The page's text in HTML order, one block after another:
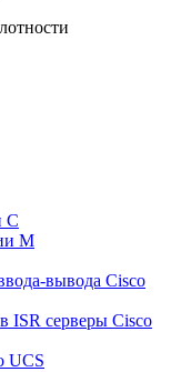
C
M
вывода Cisco
ISR серверы Cisco
UCS